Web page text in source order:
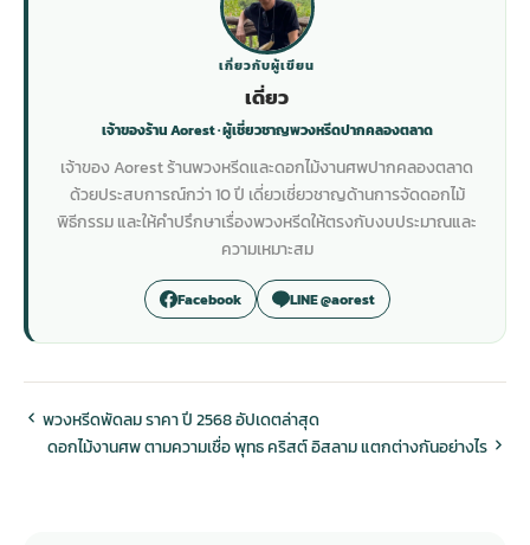
เกี่ยวกับผู้เขียน
เดี่ยว
เจ้าของร้าน Aorest · ผู้เชี่ยวชาญพวงหรีดปากคลองตลาด
เจ้าของ Aorest ร้านพวงหรีดและดอกไม้งานศพปากคลองตลาด
ด้วยประสบการณ์กว่า 10 ปี เดี่ยวเชี่ยวชาญด้านการจัดดอกไม้
พิธีกรรม และให้คำปรึกษาเรื่องพวงหรีดให้ตรงกับงบประมาณและ
ความเหมาะสม
Facebook LINE @aorest
พวงหรีดพัดลม ราคา ปี 2568 อัปเดตล่าสุด
ดอกไม้งานศพ ตามความเชื่อ พุทธ คริสต์ อิสลาม แตกต่างกันอย่างไร